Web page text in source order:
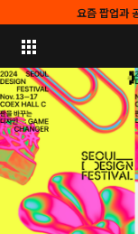
요즘 팝업과